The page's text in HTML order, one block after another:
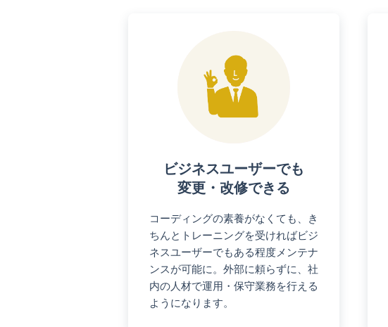
ビジネスユーザーでも
変更・改修できる
コーディングの素養がなくても、き
ちんとトレーニングを受ければビジ
ネスユーザーでもある程度メンテナ
ンスが可能に。外部に頼らずに、社
内の人材で運用・保守業務を行える
ようになります。